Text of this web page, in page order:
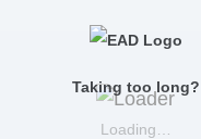
Loading…
Taking too long?